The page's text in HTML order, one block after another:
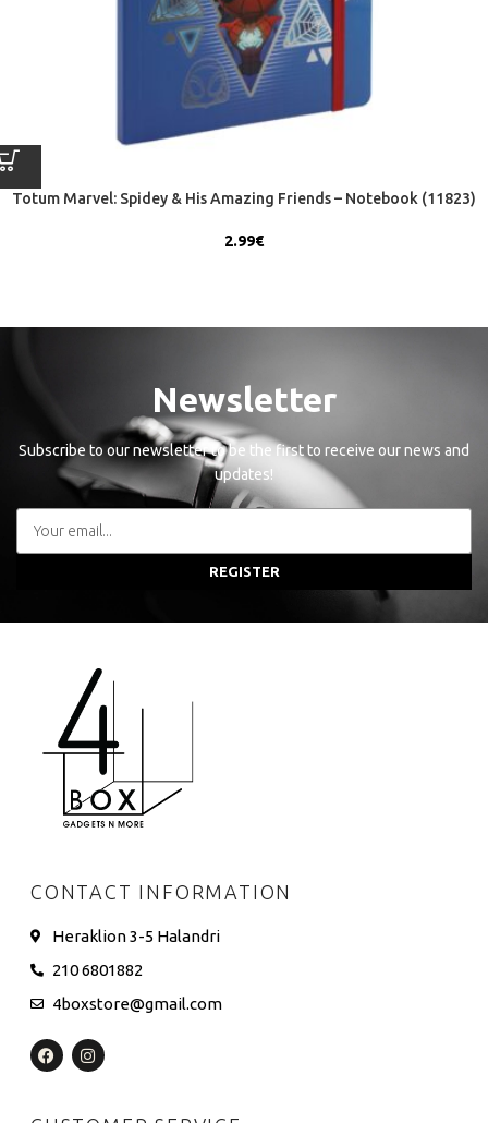
Totum Marvel: Spidey & His Amazing Friends – Notebook (11823)
2.99€
Newsletter
Subscribe to our newsletter to be the first to receive our news and
updates!
REGISTER
CONTACT INFORMATION
Heraklion 3-5 Halandri
210 6801882
4boxstore@gmail.com